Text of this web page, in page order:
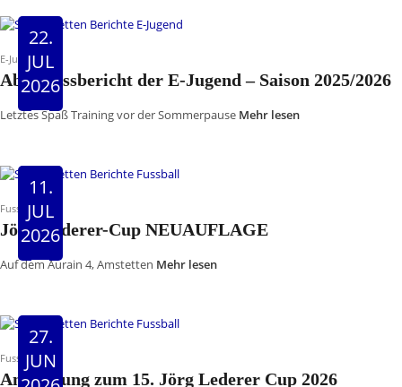
E-Jugend
Abschlussbericht der E-Jugend – Saison 2025/2026
22.
JUL
2026
Letztes Spaß Training vor der Sommerpause Mehr lesen
Fussball
Jörg-Lederer-Cup NEUAUFLAGE
11.
JUL
2026
Auf dem Aurain 4, Amstetten Mehr lesen
Fussball
Anmeldung zum 15. Jörg Lederer Cup 2026
27.
JUN